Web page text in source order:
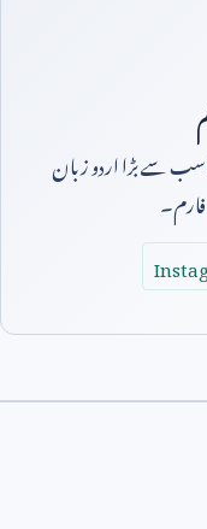
سب سے بڑا اردو زبان